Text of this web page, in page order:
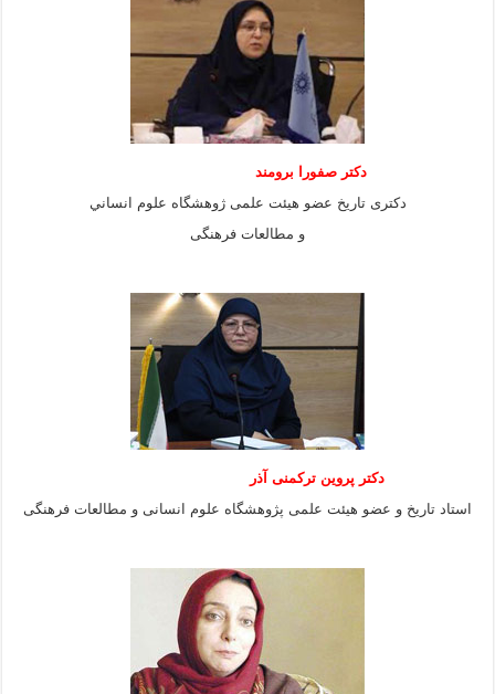
دكتر صفورا برومند
دكترى تاريخ عضو هيئت علمى ژوهشگاه علوم انساني
و مطالعات فرهنگى
دکتر پروین ترکمنی آذر
استاد تاریخ و عضو هیئت علمی پژوهشگاه علوم انسانی و مطالعات فرهنگى